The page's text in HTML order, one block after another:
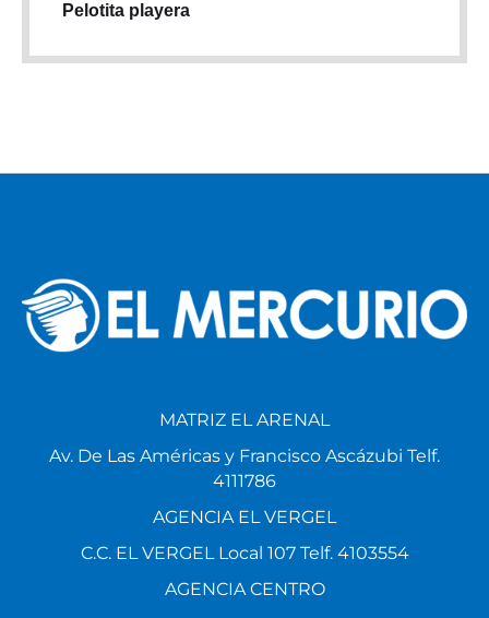
Pelotita playera
MATRIZ EL ARENAL
Av. De Las Américas y Francisco Ascázubi Telf.
4111786
AGENCIA EL VERGEL
C.C. EL VERGEL Local 107 Telf. 4103554
AGENCIA CENTRO